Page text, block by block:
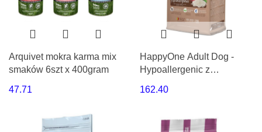
Arquivet mokra karma mix
smaków 6szt x 400gram
47.71
HappyOne Adult Dog -
Hypoallergenic z
162.40